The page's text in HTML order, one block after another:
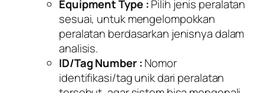
Equipment Type :Pilih jenis peralatan
sesuai, untuk mengelompokkan
peralatan berdasarkan jenisnya dalam
analisis.
ID/Tag Number :Nomor
identifikasi/tag unik dari peralatan